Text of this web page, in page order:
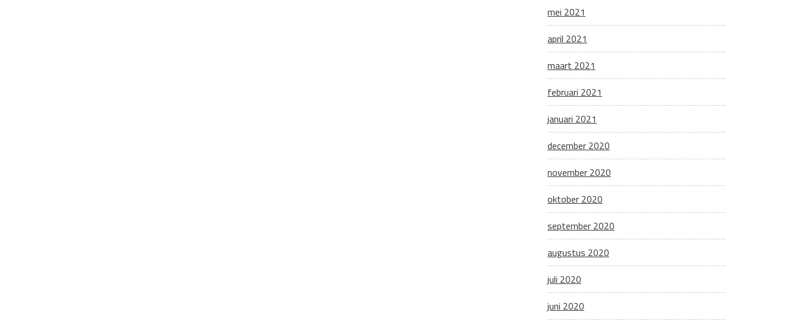
mei 2021
april 2021
maart 2021
februari 2021
januari 2021
december 2020
november 2020
oktober 2020
september 2020
augustus 2020
juli 2020
juni 2020